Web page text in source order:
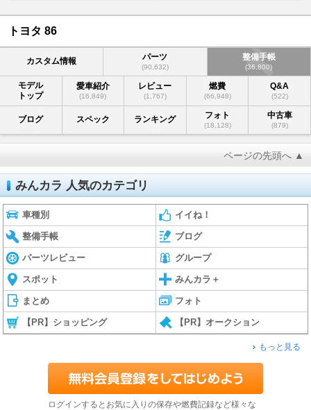
トヨタ 86
カスタム情報 パーツ
(90,632)
整備手帳
(36,800)
モデル
トップ
愛車紹介
(16,849)
レビュー
(1,767)
燃費
(66,948)
Q&A
(522)
ブログ スペック ランキング フォト
(18,128)
中古車
(879)
ページの先頭へ ▲
みんカラ 人気のカテゴリ
車種別 イイね！
整備手帳 ブログ
パーツレビュー グループ
スポット みんカラ＋
まとめ フォト
【PR】ショッピング 【PR】オークション
もっと見る
ログインするとお気に入りの保存や燃費記録など様々な